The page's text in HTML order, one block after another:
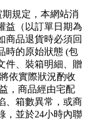
規定，本網站消
益（以訂單日期為
商品退貨時必須回
時的原始狀態 (包
件、裝箱明細、贈
依實際狀況酌收
，商品經由宅配
、箱數異常，或商
，並於24小時內聯